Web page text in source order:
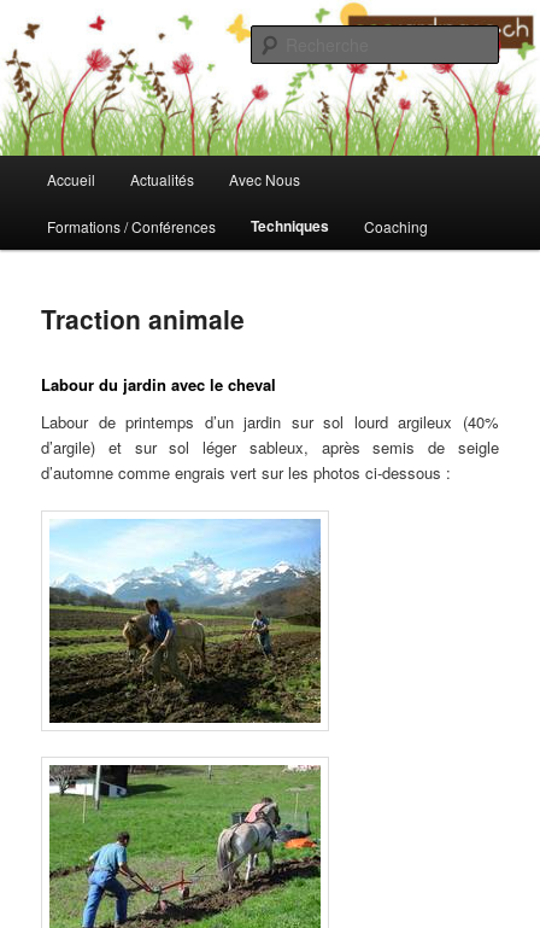
contenu
principalFondation Ecojardinage
principal
Accueil Actualités Avec Nous
Formations / Conférences Techniques Coaching
Traction animale
Labour du jardin avec le cheval
Labour de printemps d’un jardin sur sol lourd argileux (40%
d’argile) et sur sol léger sableux, après semis de seigle
d’automne comme engrais vert sur les photos ci-dessous :